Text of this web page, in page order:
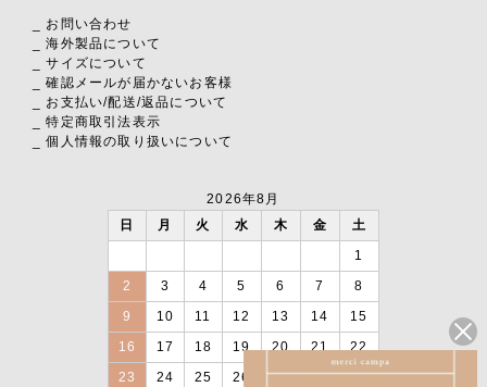
_ お問い合わせ
_ 海外製品について
_ サイズについて
_ 確認メールが届かないお客様
_ お支払い/配送/返品について
_ 特定商取引法表示
_ 個人情報の取り扱いについて
2026年8月
日
月 火 水 木 金
土
1
2
3 4 5 6 7
8
9
10 11 12 13 14
15
16
17 18 19 20 21
22
23
24 25 26 27 28
29